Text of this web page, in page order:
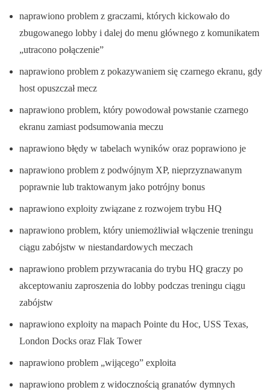
naprawiono problem z graczami, których kickowało do
zbugowanego lobby i dalej do menu głównego z komunikatem
„utracono połączenie”
naprawiono problem z pokazywaniem się czarnego ekranu, gdy
host opuszczał mecz
naprawiono problem, który powodował powstanie czarnego
ekranu zamiast podsumowania meczu
naprawiono błędy w tabelach wyników oraz poprawiono je
naprawiono problem z podwójnym XP, nieprzyznawanym
poprawnie lub traktowanym jako potrójny bonus
naprawiono exploity związane z rozwojem trybu HQ
naprawiono problem, który uniemożliwiał włączenie treningu
ciągu zabójstw w niestandardowych meczach
naprawiono problem przywracania do trybu HQ graczy po
akceptowaniu zaproszenia do lobby podczas treningu ciągu
zabójstw
naprawiono exploity na mapach Pointe du Hoc, USS Texas,
London Docks oraz Flak Tower
naprawiono problem „wijącego” exploita
naprawiono problem z widocznością granatów dymnych